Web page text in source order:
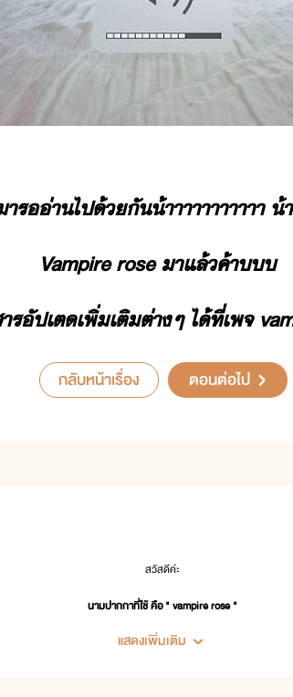
าร​​่า​ไป​้ั​้าาาาาาาาาาา​ ​้
Vampire​ ​rose​ ​า​แล้​ค้า​​
ร​ัป​เต​เพิ่เติ​ต่าๆ​ ​ไ้ที่​เพจ​
กลับหน้าเรื่อง ตอนต่อไป
สวัสดีค่ะ
นามปากกาที่ใช้ คือ " vampire rose "
ชอบผลงานของไรท์ ติดตามและพูดคุยกันกับไรท์ได้นะคะ
แสดงเพิ่มเติม